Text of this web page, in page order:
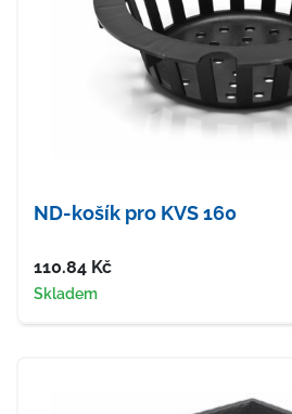
ND-košík pro KVS 160
Cena
110.84 Kč
Dostupnost
Skladem